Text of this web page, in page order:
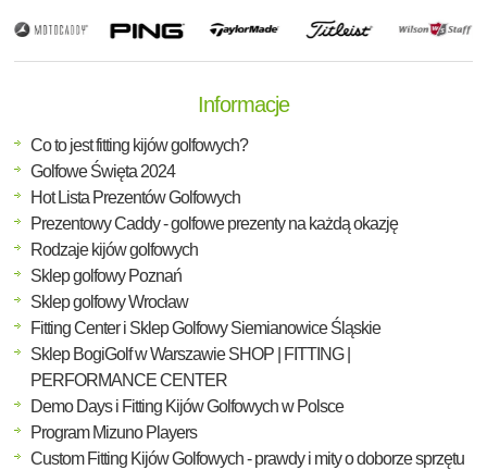
Informacje
Co to jest fitting kijów golfowych?
Golfowe Święta 2024
Hot Lista Prezentów Golfowych
Prezentowy Caddy - golfowe prezenty na każdą okazję
Rodzaje kijów golfowych
Sklep golfowy Poznań
Sklep golfowy Wrocław
Fitting Center i Sklep Golfowy Siemianowice Śląskie
Sklep BogiGolf w Warszawie SHOP | FITTING |
PERFORMANCE CENTER
Demo Days i Fitting Kijów Golfowych w Polsce
Program Mizuno Players
Custom Fitting Kijów Golfowych - prawdy i mity o doborze sprzętu